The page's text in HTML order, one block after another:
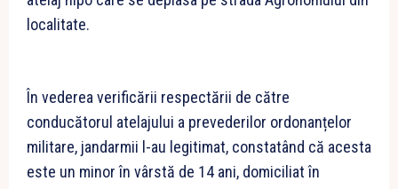
localitate.
În vederea verificării respectării de către
conducătorul atelajului a prevederilor ordonanțelor
militare, jandarmii l-au legitimat, constatând că acesta
este un minor în vârstă de 14 ani, domiciliat în